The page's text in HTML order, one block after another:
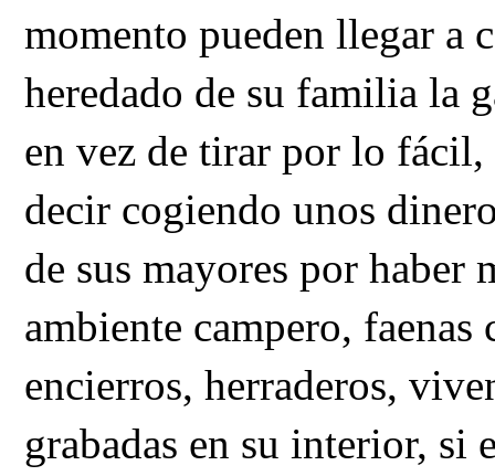
momento pueden llegar a
heredado de su familia la
en vez de tirar por lo
decir cogiendo unos
de sus mayores por haber
ambiente campero,
encierros, herraderos,
grabadas en su interior, si